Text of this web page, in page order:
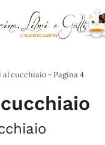
al cucchiaio - Pagina 4